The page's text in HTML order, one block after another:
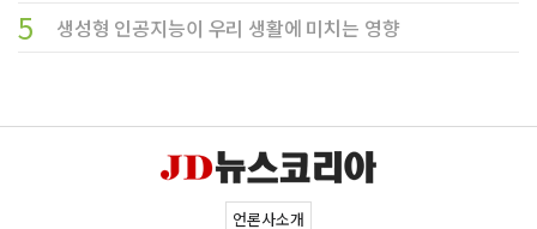
5 생성형 인공지능이 우리 생활에 미치는 영향
언론사소개